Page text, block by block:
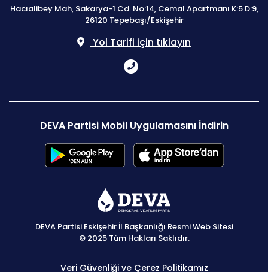
Hacıalibey Mah, Sakarya-1 Cd. No:14, Cemal Apartmanı K:5 D:9,
26120 Tepebaşı/Eskişehir
Yol Tarifi için tıklayın
DEVA Partisi Mobil Uygulamasını İndirin
DEVA Partisi Eskişehir İl Başkanlığı Resmi Web Sitesi
© 2025 Tüm Hakları Saklıdır.
Veri Güvenliği ve Çerez Politikamız